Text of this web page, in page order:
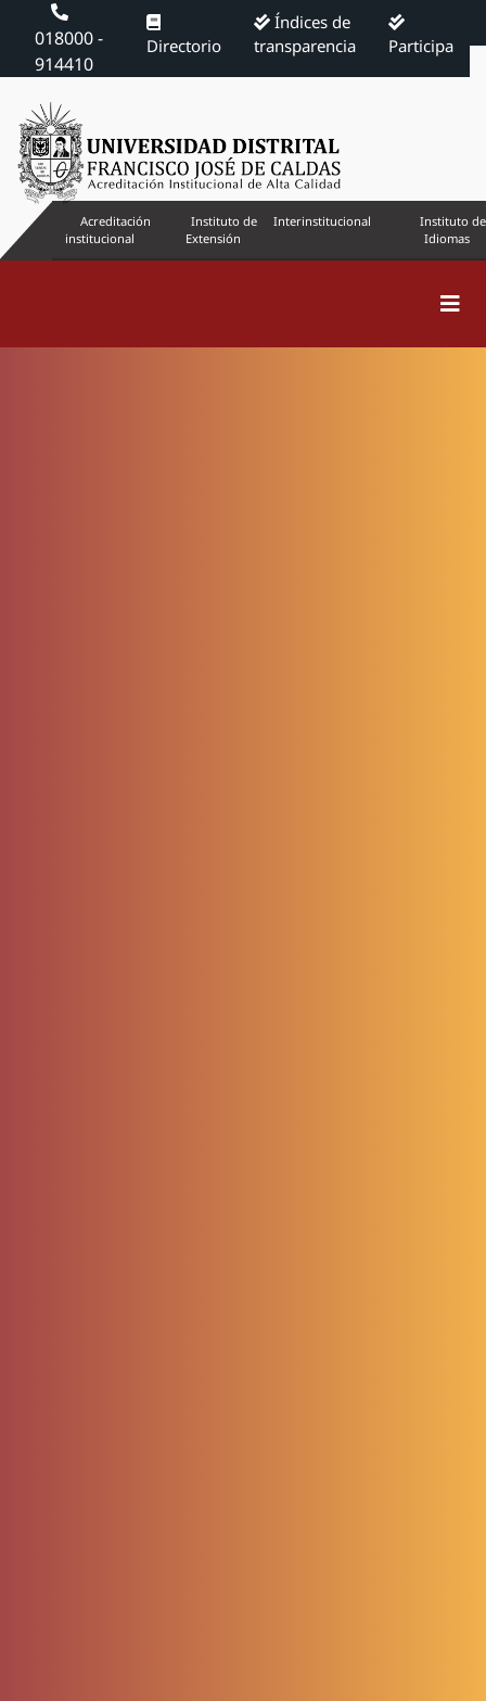
018000 -
914410
Directorio
Índices de
transparencia
Participa
Acreditación
institucional
Instituto de
Extensión
Interinstitucional
Instituto de
Idiomas